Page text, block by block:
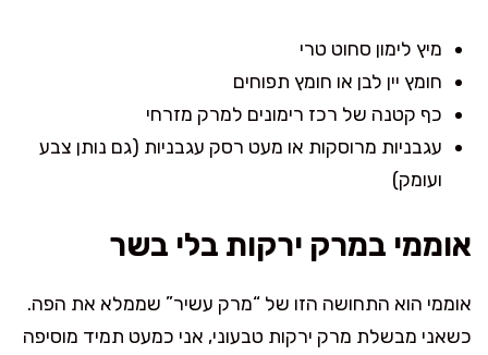
מיץ לימון סחוט טרי
חומץ יין לבן או חומץ תפוחים
כף קטנה של רכז רימונים למרק מזרחי
עגבניות מרוסקות או מעט רסק עגבניות (גם נותן צבע
ועומק)
אוממי במרק ירקות בלי בשר
אוממי הוא התחושה הזו של “מרק עשיר” שממלא את הפה.
כשאני מבשלת מרק ירקות טבעוני, אני כמעט תמיד מוסיפה